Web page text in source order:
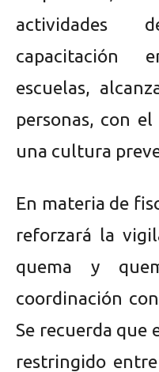
actividades
capacitación
escuelas,
personas, con
una cultura
En materia de
reforzará la
quema y
coordinación
Se recuerda que
restringido